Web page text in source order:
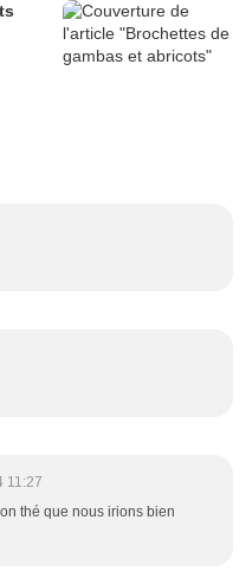
11:27
thé que nous irions bien